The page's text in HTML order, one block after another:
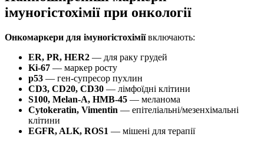
імуногістохімії при онкології
Онкомаркери для імуногістохіміївключають:
ER, PR, HER2 — для раку грудей
Ki-67 — маркер росту
p53 — ген-супресор пухлин
CD3, CD20, CD30 — лімфоїдні клітини
S100, Melan-A, HMB-45 — меланома
Cytokeratin, Vimentin — епітеліальні/мезенхімальні
клітини
EGFR, ALK, ROS1 — мішені для терапії